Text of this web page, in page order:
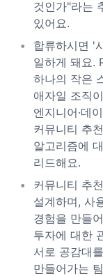
것인가"라는
있어요.
합류하시면 '
일하게 돼요.
하나의 작은
애자일 조직
엔지니어·데
커뮤니티 추
알고리즘에
리드해요.
커뮤니티 추
설계하며, 사
경험을 만들
투자에 대한
서로 공감대
만들어가는